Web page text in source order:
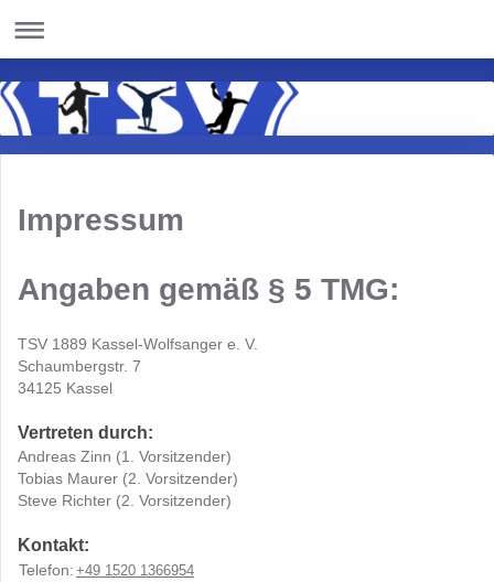
Impressum
Angaben gemäß § 5 TMG:
TSV 1889 Kassel-Wolfsanger e. V.
Schaumbergstr. 7
34125 Kassel
Vertreten durch:
Andreas Zinn (1. Vorsitzender)
Tobias Maurer (2. Vorsitzender)
Steve Richter (2. Vorsitzender)
Kontakt:
Telefon: +49 1520 1366954